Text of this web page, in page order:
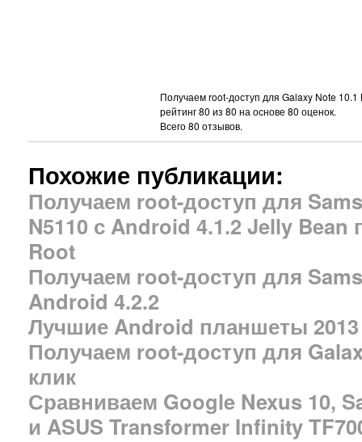
Получаем root-доступ для Galaxy Note
рейтинг80 из 80 на основе 80 оценок.
Всего80 отзывов.
Похожие публикации:
Получаем root-доступ для
N5110 с Android 4.1.2 Jelly
Root
Получаем root-доступ для
Android 4.2.2
Лучшие Android планшеты 2013
Получаем root-доступ для
клик
Сравниваем Google Nexus 10,
и ASUS Transformer Infinity